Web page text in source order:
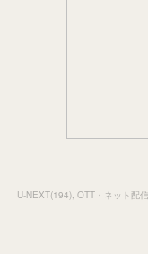
U-NEXT(194) OTT・ネット配信